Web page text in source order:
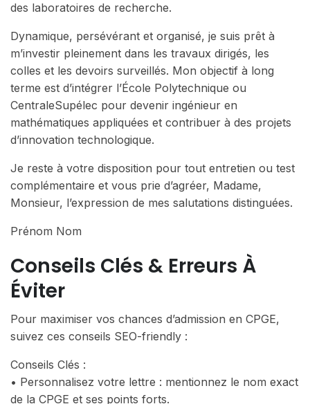
des laboratoires de recherche.
Dynamique, persévérant et organisé, je suis prêt à
m’investir pleinement dans les travaux dirigés, les
colles et les devoirs surveillés. Mon objectif à long
terme est d’intégrer l’École Polytechnique ou
CentraleSupélec pour devenir ingénieur en
mathématiques appliquées et contribuer à des projets
d’innovation technologique.
Je reste à votre disposition pour tout entretien ou test
complémentaire et vous prie d’agréer, Madame,
Monsieur, l’expression de mes salutations distinguées.
Prénom Nom
Conseils Clés & Erreurs À
Éviter
Pour maximiser vos chances d’admission en CPGE,
suivez ces conseils SEO-friendly :
Conseils Clés :
• Personnalisez votre lettre : mentionnez le nom exact
de la CPGE et ses points forts.